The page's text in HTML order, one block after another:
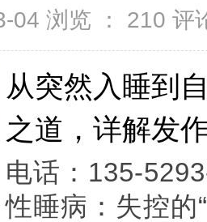
04 浏览 ： 210 评
从突然入睡到
之道，详解发
电话：135-
性睡病：失控的